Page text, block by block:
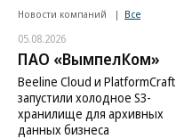
Новости компаний Все
05.08.2026
ПАО «ВымпелКом»
Beeline Cloud и PlatformCraft
запустили холодное S3-
хранилище для архивных
данных бизнеса